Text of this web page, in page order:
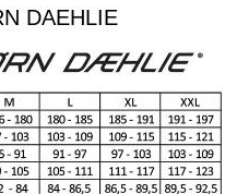
DAEHLIE